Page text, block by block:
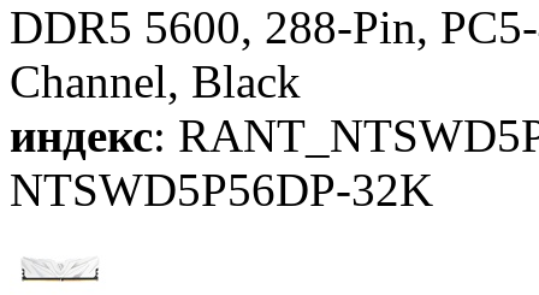
DDR5 5600, 288-Pin,
Channel, Black
индекс:
NTSWD5P56DP-32K